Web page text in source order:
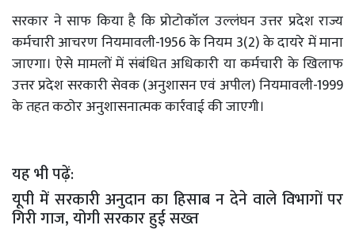
सरकार ने साफ किया है कि प्रोटोकॉल उल्लंघन उत्तर प्रदेश राज्य
कर्मचारी आचरण नियमावली-1956 के नियम 3(2) के दायरे में माना
जाएगा। ऐसे मामलों में संबंधित अधिकारी या कर्मचारी के खिलाफ
उत्तर प्रदेश सरकारी सेवक (अनुशासन एवं अपील) नियमावली-1999
के तहत कठोर अनुशासनात्मक कार्रवाई की जाएगी।
यह भी पढ़ें:
यूपी में सरकारी अनुदान का हिसाब न देने वाले विभागों पर
गिरी गाज, योगी सरकार हुई सख्त